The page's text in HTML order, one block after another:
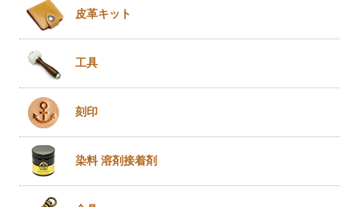
皮革キット
工具
刻印
染料 溶剤接着剤